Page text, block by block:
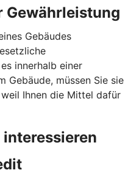
Gewährleistung
Gebäudes
innerhalb einer
Gebäude, müssen Sie sie
Ihnen die Mittel dafür
interessieren